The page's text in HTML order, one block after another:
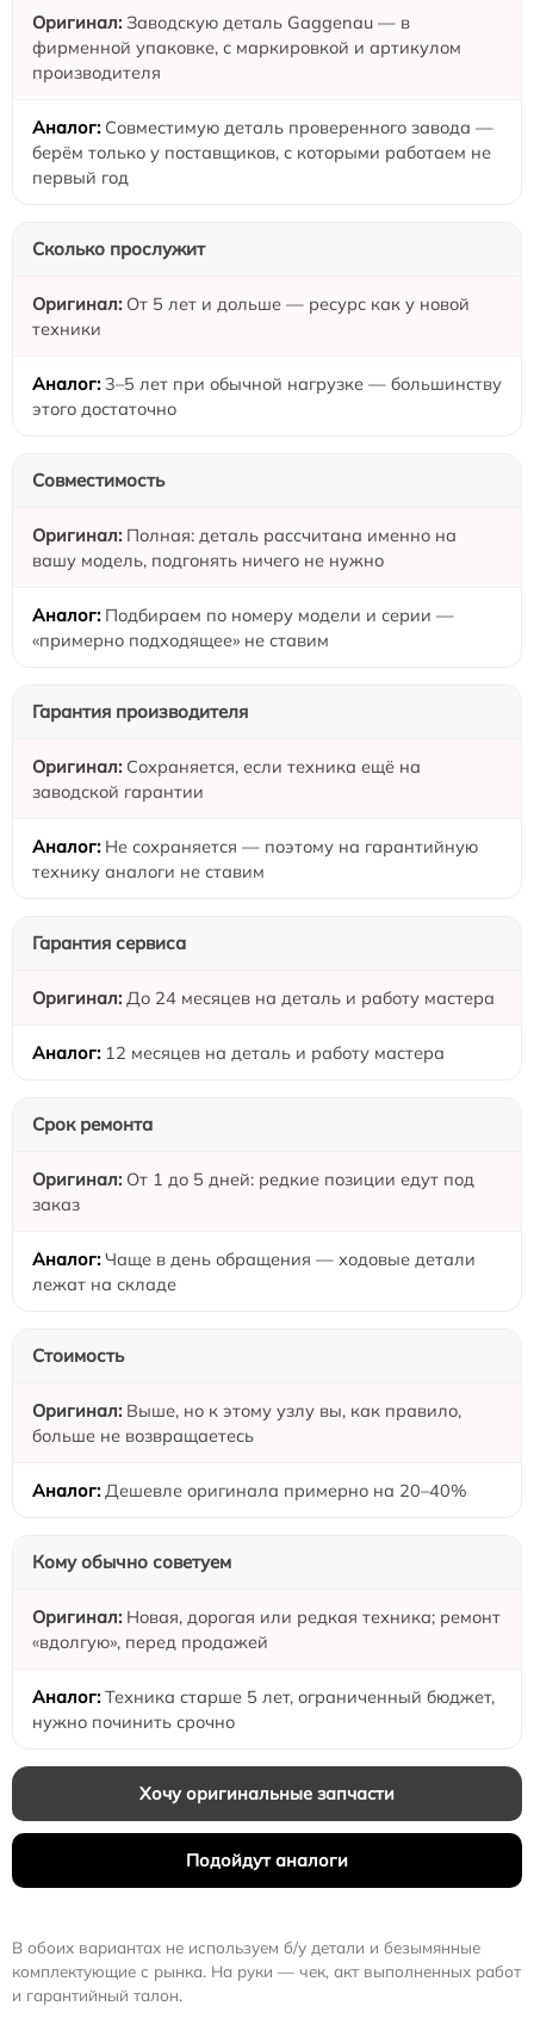
Заводскую деталь Gaggenau — в
фирменной упаковке, с маркировкой и артикулом
производителя
Совместимую деталь проверенного завода —
берём только у поставщиков, с которыми работаем не
первый год
Сколько прослужит
От 5 лет и дольше — ресурс как у новой
техники
3–5 лет при обычной нагрузке — большинству
этого достаточно
Совместимость
Полная: деталь рассчитана именно на
вашу модель, подгонять ничего не нужно
Подбираем по номеру модели и серии —
«примерно подходящее» не ставим
Гарантия производителя
Сохраняется, если техника ещё на
заводской гарантии
Не сохраняется — поэтому на гарантийную
технику аналоги не ставим
Гарантия сервиса
До 24 месяцев на деталь и работу мастера
12 месяцев на деталь и работу мастера
Срок ремонта
От 1 до 5 дней: редкие позиции едут под
заказ
Чаще в день обращения — ходовые детали
лежат на складе
Стоимость
Выше, но к этому узлу вы, как правило,
больше не возвращаетесь
Дешевле оригинала примерно на 20–40%
Кому обычно советуем
Новая, дорогая или редкая техника; ремонт
«вдолгую», перед продажей
Техника старше 5 лет, ограниченный бюджет,
нужно починить срочно
Хочу оригинальные запчасти
Подойдут аналоги
В обоих вариантах не используем б/у детали и безымянные
комплектующие с рынка. На руки — чек, акт выполненных работ
и гарантийный талон.